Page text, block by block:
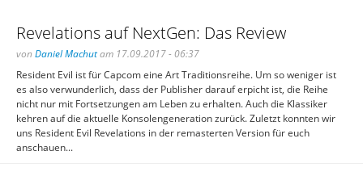
Revelations auf NextGen: Das Review
von Daniel Machutam 17.09.2017 - 06:37
Resident Evil ist für Capcom eine Art Traditionsreihe. Um so weniger ist
es also verwunderlich, dass der Publisher darauf erpicht ist, die Reihe
nicht nur mit Fortsetzungen am Leben zu erhalten. Auch die Klassiker
kehren auf die aktuelle Konsolengeneration zurück. Zuletzt konnten wir
uns Resident Evil Revelations in der remasterten Version für euch
anschauen...